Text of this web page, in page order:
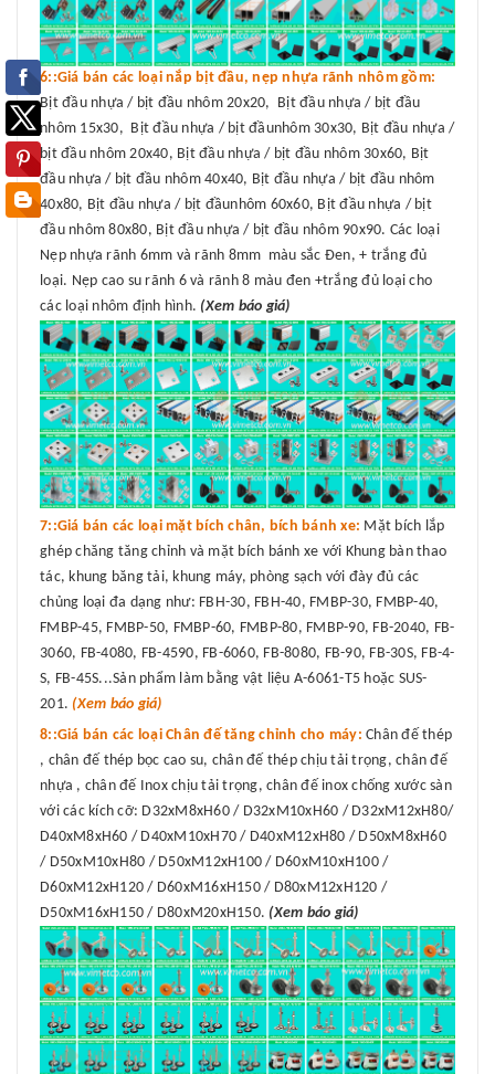
6::Giá bán các loại nắp bịt đầu, nẹp nhựa rãnh nhôm gồm:
Bịt đầu nhựa / bịt đầu nhôm 20x20, Bịt đầu nhựa / bịt đầu
nhôm 15x30, Bịt đầu nhựa / bịt đầunhôm 30x30, Bịt đầu nhựa /
bịt đầu nhôm 20x40, Bịt đầu nhựa / bịt đầu nhôm 30x60, Bịt
đầu nhựa / bịt đầu nhôm 40x40, Bịt đầu nhựa / bịt đầu nhôm
40x80, Bịt đầu nhựa / bịt đầunhôm 60x60, Bịt đầu nhựa / bịt
đầu nhôm 80x80, Bịt đầu nhựa / bịt đầu nhôm 90x90. Các loại
Nẹp nhựa rãnh 6mm và rãnh 8mm màu sắc Đen, + trắng đủ
loại. Nẹp cao su rãnh 6 và rãnh 8 màu đen +trắng đủ loại cho
các loại nhôm định hình. (Xem báo giá)
7::Giá bán các loại mặt bích chân, bích bánh xe: Mặt bích lắp
ghép chăng tăng chỉnh và mặt bích bánh xe với Khung bàn thao
tác, khung băng tải, khung máy, phòng sạch với đày đủ các
chủng loại đa dạng như: FBH-30, FBH-40, FMBP-30, FMBP-40,
FMBP-45, FMBP-50, FMBP-60, FMBP-80, FMBP-90, FB-2040, FB-
3060, FB-4080, FB-4590, FB-6060, FB-8080, FB-90, FB-30S, FB-4-
S, FB-45S...Sản phẩm làm bằng vật liệu A-6061-T5 hoặc SUS-
201. (Xem báo giá)
8::Giá bán các loại Chân đế tăng chỉnh cho máy: Chân đế thép
, chân đế thép bọc cao su, chân đế thép chịu tải trọng, chân đế
nhựa , chân đế Inox chịu tải trọng, chân đế inox chống xước sàn
với các kích cỡ: D32xM8xH60 / D32xM10xH60 / D32xM12xH80/
D40xM8xH60 / D40xM10xH70 / D40xM12xH80 / D50xM8xH60
/ D50xM10xH80 / D50xM12xH100 / D60xM10xH100 /
D60xM12xH120 / D60xM16xH150 / D80xM12xH120 /
D50xM16xH150 / D80xM20xH150. (Xem báo giá)